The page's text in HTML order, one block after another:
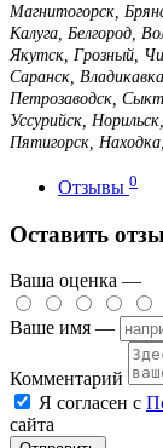
Магнитогорск,
Калуга, Белгород,
Якутск, Грозный,
Саранск,
Петрозаводск,
Уссурийск,
Пятигорск,
Отзывы 0
Оставить
Ваша оценка —
Ваше имя —
Комментарий
Я согласен с
сайта